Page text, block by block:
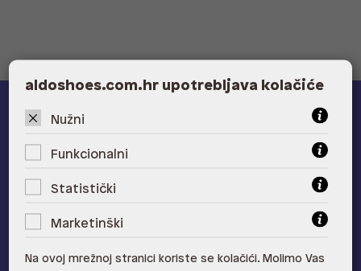
Učlani se u ALDO A-list program vjernosti
i ostvari 5% popusta
Provjerite naše pogodnosti
aldoshoes.com.hr upotrebljava kolačiće
Nužni
Funkcionalni
Statistički
Marketinški
Na ovoj mrežnoj stranici koriste se kolačići. Molimo Vas